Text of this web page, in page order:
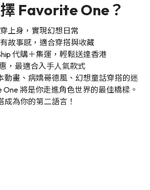
Favorite One？
上身，實現幻想日常
故事感，適合穿搭與收藏
代購＋集運，輕鬆送達香港
，最適合入手人氣款式
動畫、病嬌哥德風、幻想童話穿搭的迷
將是你走進角色世界的最佳橋樑。
成為你的第二語言！